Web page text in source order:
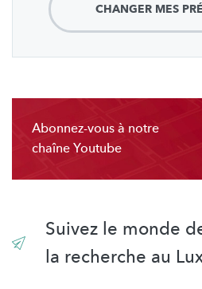
CHANGER MES
Abonnez-vous à notre
chaîne Youtube
Suivez le monde
la recherche au